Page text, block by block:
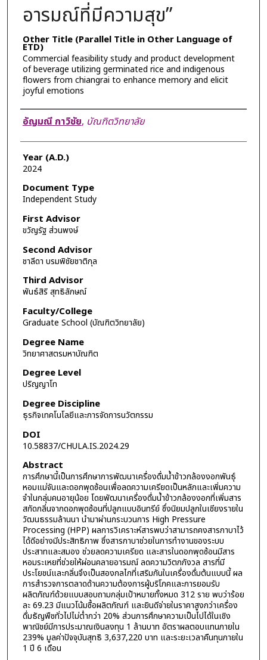
อารมณ์ที่มีความสุข”
Other Title (Parallel Title in Other Language of
ETD)
Commercial feasibility study and product development
of beverage utilizing germinated rice and indigenous
flowers from chiangrai to enhance memory and elicit
joyful emotions
Author
อัญมณี กาวิชัย, บัณฑิตวิทยาลัย
Year (A.D.)
2024
Document Type
Independent Study
First Advisor
ขวัญรัฐ ส่วนพงษ์
Second Advisor
ชาลีดา บรมพิชัยชาติกุล
Third Advisor
พันธ์สิริ สุทธิลักษณ์
Faculty/College
Graduate School (บัณฑิตวิทยาลัย)
Degree Name
วิทยาศาสตรมหาบัณฑิต
Degree Level
ปริญญาโท
Degree Discipline
ธุรกิจเทคโนโลยีและการจัดการนวัตกรรม
DOI
10.58837/CHULA.IS.2024.29
Abstract
การศึกษานี้เป็นการศึกษาการพัฒนาเครื่องดื่มน้ำข้าวกล้องงอกพันธุ์
หอมแม่จันและดอกพุดซ้อนเพื่อลดความเครียดเป็นหลักและเพิ่มความ
จำในกลุ่มคนอายุน้อย โดยพัฒนาเครื่องดื่มน้ำข้าวกล้องงอกที่เพิ่มสาร
สกัดกลิ่นจากดอกพุดซ้อนที่ปลูกแบบอินทรีย์ ซึ่งนิยมปลูกในเชียงรายใน
วัฒนธรรมล้านนา นำมาผ่านกระบวนการ High Pressure
Processing (HPP) ผลการวิเคราะห์สารพบว่าสามารถคงสารกาบาไว้
ได้ดีอย่างมีประสิทธิภาพ ซึ่งสารกาบาช่วยในการทำงานของระบบ
ประสาทและสมอง ช่วยลดความเครียด และสารในดอกพุดซ้อนมีสาร
หอมระเหยที่ช่วยให้ผ่อนคลายอารมณ์ ลดความวิตกกังวล สารที่มี
ประโยชน์และกลิ่นจึงเป็นสองกลไกที่เสริมกันในเครื่องดื่มต้นแบบนี้ ผล
การสำรวจการตลาดด้านความต้องการผู้บริโภคและการยอมรับ
ผลิตภัณฑ์ด้วยแบบสอบถามกลุ่มเป้าหมายทั้งหมด 312 ราย พบว่าร้อย
ละ 69.23 มีแนวโน้มซื้อผลิตภัณฑ์ และยินดีจ่ายในราคาสูงกว่าเครื่อง
ดื่มธัญพืชทั่วไปไม่ต่ำกว่า 20% ส่วนการศึกษาความเป็นไปได้ในเชิง
พาณิชย์มีการประมาณเงินลงทุน 1 ล้านบาท อัตราผลตอบแทนภายใน
239% มูลค่าปัจจุบันสุทธิ 3,637,220 บาท และระยะเวลาคืนทุนภายใน
1 ปี 6 เดือน